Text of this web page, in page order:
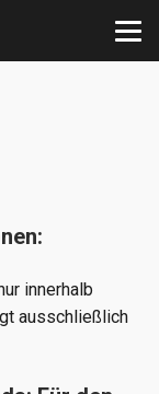
innerhalb
ausschließlich